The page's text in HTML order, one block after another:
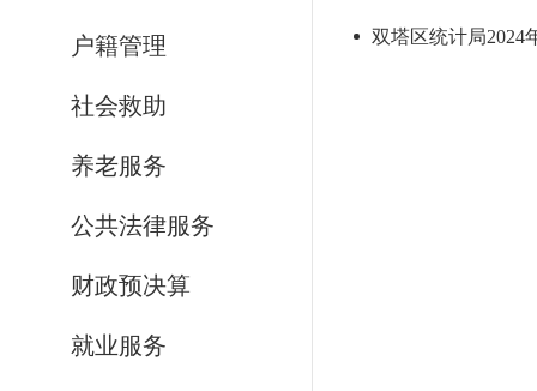
户籍管理
社会救助
养老服务
公共法律服务
财政预决算
就业服务
双塔区统计局2024